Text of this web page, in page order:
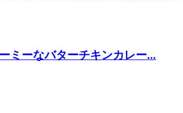
ミーなバターチキンカレー...